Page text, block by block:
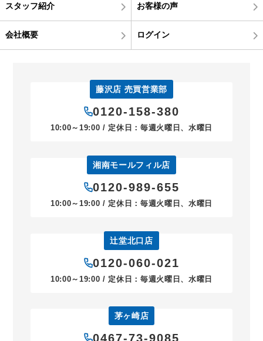
スタッフ紹介 お客様の声
会社概要 ログイン
藤沢店 売買営業部
0120-158-380
10:00～19:00 / 定休日：毎週火曜日、水曜日
湘南モールフィル店
0120-989-655
10:00～19:00 / 定休日：毎週火曜日、水曜日
辻堂北口店
0120-060-021
10:00～19:00 / 定休日：毎週火曜日、水曜日
茅ヶ崎店
0467-73-9085